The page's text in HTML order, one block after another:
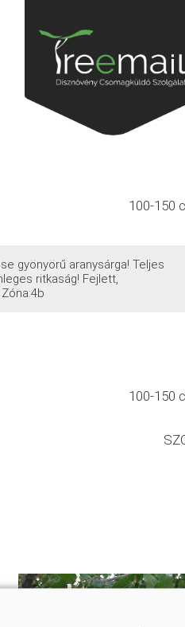
100-150
gyönyörű aranysárga! Teljes
ritkaság! Fejlett,
100-150